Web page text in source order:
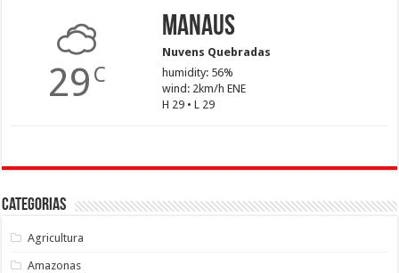
29 C
Manaus
Nuvens Quebradas
humidity: 56%
wind: 2km/h ENE
H 29 • L 29
Categorias
Agricultura
Amazonas